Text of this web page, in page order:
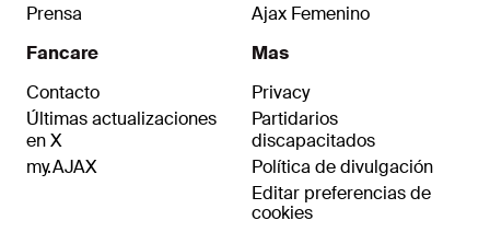
Prensa
Fancare
Contacto
Últimas actualizaciones
en X
my.AJAX
Ajax Femenino
Mas
Privacy
Partidarios
discapacitados
Política de divulgación
Editar preferencias de
cookies